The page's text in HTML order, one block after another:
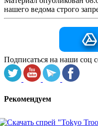
нашего ведома строго
Подписаться на наши соц
Рекомендуем